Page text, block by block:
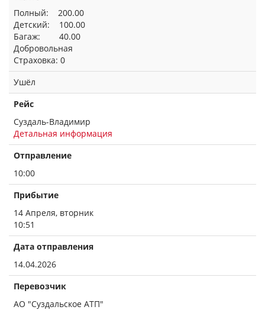
Полный: 200.00
Детский: 100.00
Багаж: 40.00
Добровольная
Страховка: 0
Ушёл
Рейс
Суздаль-Владимир
Детальная информация
Отправление
10:00
Прибытие
14 Апреля, вторник
10:51
Дата отправления
14.04.2026
Перевозчик
АО "Суздальское АТП"